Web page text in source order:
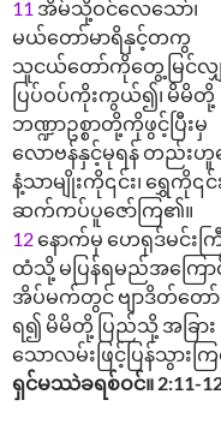
11 အိမ်သို့ဝင်လေသော်၊
မယ်တော်မာရိနှင့်တကွ
သူငယ်တော်ကိုတွေ့မြင်လ
ပြပ်ဝပ်ကိုးကွယ်၍၊ မိမိတို့
ဘဏ္ဍာဥစ္စာတို့ကိုဖွင့်ပြီးမှ
လောဗန်နှင့်မုရန် တည်းဟူ
နံ့သာမျိုးကို၎င်း၊ ရွှေကို၎င်
ဆက်ကပ်ပူဇော်ကြ၏။
12နောက်မှ ဟေရုဒ်မင်းက
ထံသို့ မပြန်ရမည်အကြော
အိပ်မက်တွင် ဗျာဒိတ်တေ
ရ၍ မိမိတို့ ပြည်သို့ အခြား
သောလမ်းဖြင့်ပြန်သွားက
ရှင်မဿဲခရစ်ဝင်။ 2:11-